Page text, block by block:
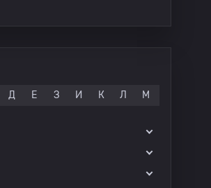
Д Е З И К Л М